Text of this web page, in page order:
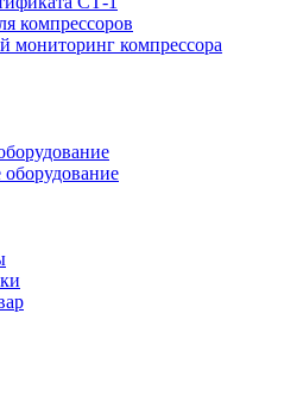
компрессоров
мониторинг компрессора